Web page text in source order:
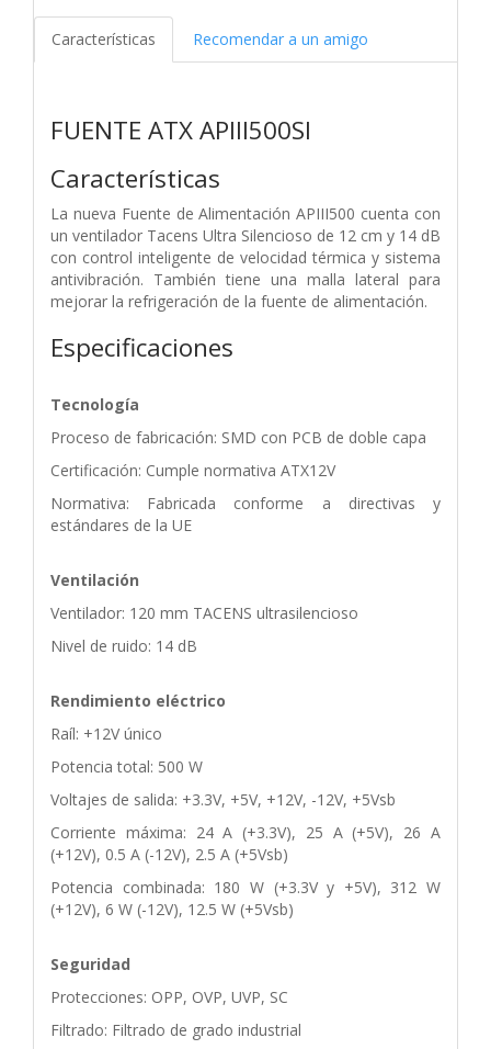
Características Recomendar a un amigo
FUENTE ATX APIII500SI
Características
La nueva Fuente de Alimentación APIII500 cuenta con
un ventilador Tacens Ultra Silencioso de 12 cm y 14 dB
con control inteligente de velocidad térmica y sistema
antivibración. También tiene una malla lateral para
mejorar la refrigeración de la fuente de alimentación.
Especificaciones
Tecnología
Proceso de fabricación: SMD con PCB de doble capa
Certificación: Cumple normativa ATX12V
Normativa: Fabricada conforme a directivas y
estándares de la UE
Ventilación
Ventilador: 120 mm TACENS ultrasilencioso
Nivel de ruido: 14 dB
Rendimiento eléctrico
Raíl: +12V único
Potencia total: 500 W
Voltajes de salida: +3.3V, +5V, +12V, -12V, +5Vsb
Corriente máxima: 24 A (+3.3V), 25 A (+5V), 26 A
(+12V), 0.5 A (-12V), 2.5 A (+5Vsb)
Potencia combinada: 180 W (+3.3V y +5V), 312 W
(+12V), 6 W (-12V), 12.5 W (+5Vsb)
Seguridad
Protecciones: OPP, OVP, UVP, SC
Filtrado: Filtrado de grado industrial